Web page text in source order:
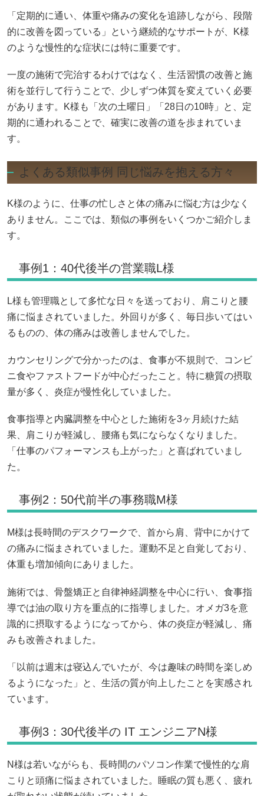
「定期的に通い、体重や痛みの変化を追跡しながら、段階
的に改善を図っている」という継続的なサポートが、K様
のような慢性的な症状には特に重要です。
一度の施術で完治するわけではなく、生活習慣の改善と施
術を並行して行うことで、少しずつ体質を変えていく必要
があります。K様も「次の土曜日」「28日の10時」と、定
期的に通われることで、確実に改善の道を歩まれていま
す。
よくある類似事例 同じ悩みを抱える方々
K様のように、仕事の忙しさと体の痛みに悩む方は少なく
ありません。ここでは、類似の事例をいくつかご紹介しま
す。
事例1：40代後半の営業職L様
L様も管理職として多忙な日々を送っており、肩こりと腰
痛に悩まされていました。外回りが多く、毎日歩いてはい
るものの、体の痛みは改善しませんでした。
カウンセリングで分かったのは、食事が不規則で、コンビ
ニ食やファストフードが中心だったこと。特に糖質の摂取
量が多く、炎症が慢性化していました。
食事指導と内臓調整を中心とした施術を3ヶ月続けた結
果、肩こりが軽減し、腰痛も気にならなくなりました。
「仕事のパフォーマンスも上がった」と喜ばれていまし
た。
事例2：50代前半の事務職M様
M様は長時間のデスクワークで、首から肩、背中にかけて
の痛みに悩まされていました。運動不足と自覚しており、
体重も増加傾向にありました。
施術では、骨盤矯正と自律神経調整を中心に行い、食事指
導では油の取り方を重点的に指導しました。オメガ3を意
識的に摂取するようになってから、体の炎症が軽減し、痛
みも改善されました。
「以前は週末は寝込んでいたが、今は趣味の時間を楽しめ
るようになった」と、生活の質が向上したことを実感され
ています。
事例3：30代後半の IT エンジニアN様
N様は若いながらも、長時間のパソコン作業で慢性的な肩
こりと頭痛に悩まされていました。睡眠の質も悪く、疲れ